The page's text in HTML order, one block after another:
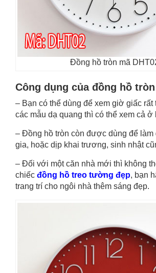
Đồng hồ tròn mã
Công dụng của đồng hồ
– Bạn có thể dùng để xem giờ giấc rất
các mẫu dạ quang thì có thể xem cả ở
– Đồng hồ tròn còn được dùng để làm
gia, hoặc dịp khai trương, sinh nhật
– Đối với một căn nhà mới thì không
chiếc đồng hồ treo tường đẹp, bạn
trang trí cho ngôi nhà thêm sáng đẹp.